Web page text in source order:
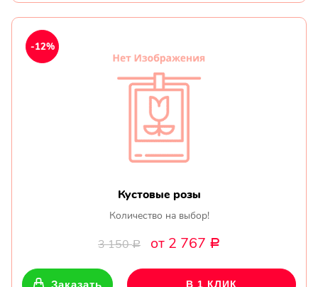
Кустовые розы
Количество на выбор!
3 150Р от 2 767 Р
-12%
Заказать В 1 КЛИК